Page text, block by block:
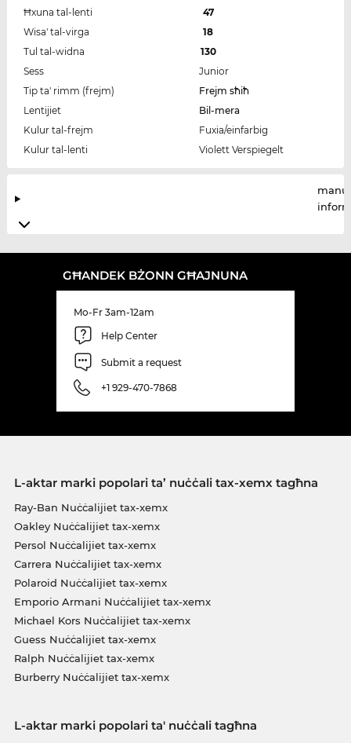
Ħxuna tal-lenti
47
Wisa' tal-virga
18
Tul tal-widna
130
Sess
Junior
Tip ta' rimm (frejm)
Frejm sħiħ
Lentijiet
Bil-mera
Kulur tal-frejm
Fuxia/einfarbig
Kulur tal-lenti
Violett Verspiegelt
GĦANDEK BŻONN GĦAJNUNA
Mo-Fr 3am-12am
Help Center
Submit a request
+1 929-470-7868
L-aktar marki popolari ta’ nuċċali tax-xemx tagħna
Ray-Ban Nuċċalijiet tax-xemx
Oakley Nuċċalijiet tax-xemx
Persol Nuċċalijiet tax-xemx
Carrera Nuċċalijiet tax-xemx
Polaroid Nuċċalijiet tax-xemx
Emporio Armani Nuċċalijiet tax-xemx
Michael Kors Nuċċalijiet tax-xemx
Guess Nuċċalijiet tax-xemx
Ralph Nuċċalijiet tax-xemx
Burberry Nuċċalijiet tax-xemx
L-aktar marki popolari ta' nuċċali tagħna